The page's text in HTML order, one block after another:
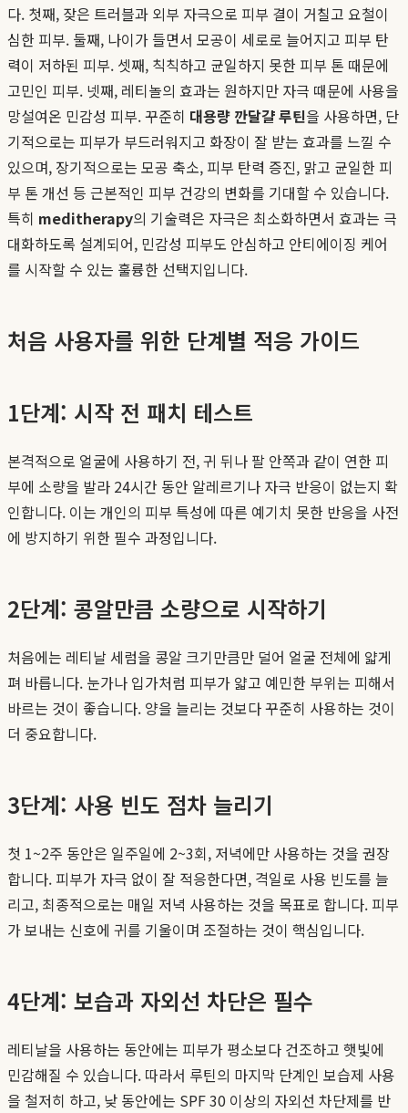
다. 첫째, 잦은 트러블과 외부 자극으로 피부 결이 거칠고 요철이
심한 피부. 둘째, 나이가 들면서 모공이 세로로 늘어지고 피부 탄
력이 저하된 피부. 셋째, 칙칙하고 균일하지 못한 피부 톤 때문에
고민인 피부. 넷째, 레티놀의 효과는 원하지만 자극 때문에 사용을
망설여온 민감성 피부. 꾸준히 대용량 깐달걀 루틴을 사용하면, 단
기적으로는 피부가 부드러워지고 화장이 잘 받는 효과를 느낄 수
있으며, 장기적으로는 모공 축소, 피부 탄력 증진, 맑고 균일한 피
부 톤 개선 등 근본적인 피부 건강의 변화를 기대할 수 있습니다.
특히 meditherapy의 기술력은 자극은 최소화하면서 효과는 극
대화하도록 설계되어, 민감성 피부도 안심하고 안티에이징 케어
를 시작할 수 있는 훌륭한 선택지입니다.
처음 사용자를 위한 단계별 적응 가이드
1단계: 시작 전 패치 테스트
본격적으로 얼굴에 사용하기 전, 귀 뒤나 팔 안쪽과 같이 연한 피
부에 소량을 발라 24시간 동안 알레르기나 자극 반응이 없는지 확
인합니다. 이는 개인의 피부 특성에 따른 예기치 못한 반응을 사전
에 방지하기 위한 필수 과정입니다.
2단계: 콩알만큼 소량으로 시작하기
처음에는 레티날 세럼을 콩알 크기만큼만 덜어 얼굴 전체에 얇게
펴 바릅니다. 눈가나 입가처럼 피부가 얇고 예민한 부위는 피해서
바르는 것이 좋습니다. 양을 늘리는 것보다 꾸준히 사용하는 것이
더 중요합니다.
3단계: 사용 빈도 점차 늘리기
첫 1~2주 동안은 일주일에 2~3회, 저녁에만 사용하는 것을 권장
합니다. 피부가 자극 없이 잘 적응한다면, 격일로 사용 빈도를 늘
리고, 최종적으로는 매일 저녁 사용하는 것을 목표로 합니다. 피부
가 보내는 신호에 귀를 기울이며 조절하는 것이 핵심입니다.
4단계: 보습과 자외선 차단은 필수
레티날을 사용하는 동안에는 피부가 평소보다 건조하고 햇빛에
민감해질 수 있습니다. 따라서 루틴의 마지막 단계인 보습제 사용
을 철저히 하고, 낮 동안에는 SPF 30 이상의 자외선 차단제를 반